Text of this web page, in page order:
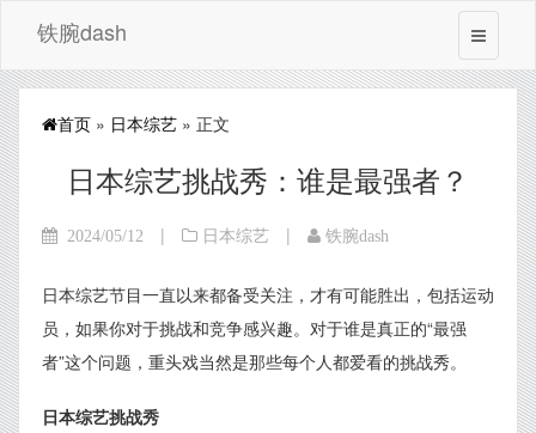
铁腕dash
首页 » 日本综艺 » 正文
日本综艺挑战秀：谁是最强者？
2024/05/12 | 日本综艺 | 铁腕dash
日本综艺节目一直以来都备受关注，才有可能胜出，包括运动
员，如果你对于挑战和竞争感兴趣。对于谁是真正的“最强
者”这个问题，重头戏当然是那些每个人都爱看的挑战秀。
日本综艺挑战秀